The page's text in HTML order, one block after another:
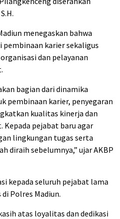
menegaskan bahwa
karier sekaligus
dan pelayanan
bagian dari dinamika
pembinaan karier, penyegaran
kualitas kinerja dan
Kepada pejabat baru agar
lingkungan tugas serta
diraih sebelumnya,” ujar AKBP
kepada seluruh pejabat lama
Polres Madiun.
atas loyalitas dan dedikasi